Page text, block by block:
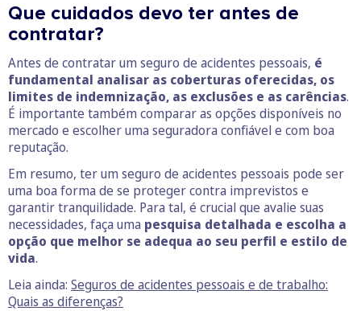
Que cuidados devo ter antes de
contratar?
Antes de contratar um seguro de acidentes pessoais, é
fundamental analisar as coberturas oferecidas, os
limites de indemnização, as exclusões e as carências.
É importante também comparar as opções disponíveis no
mercado e escolher uma seguradora confiável e com boa
reputação.
Em resumo, ter um seguro de acidentes pessoais pode ser
uma boa forma de se proteger contra imprevistos e
garantir tranquilidade. Para tal, é crucial que avalie suas
necessidades, faça uma pesquisa detalhada e escolha a
opção que melhor se adequa ao seu perfil e estilo de
vida.
Leia ainda: Seguros de acidentes pessoais e de trabalho:
Quais as diferenças?